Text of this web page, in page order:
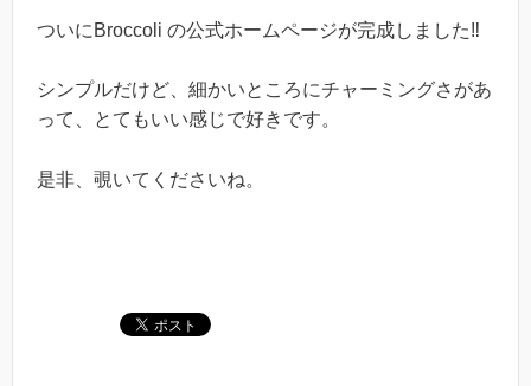
ついに Broccoli の公式ホームページが完成しました‼
シンプルだけど、細かいところにチャーミングさがあ
って、とてもいい感じで好きです。
是非、覗いてくださいね。